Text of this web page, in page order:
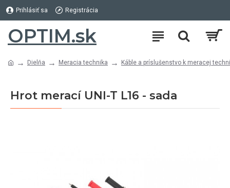
Prihlásiť sa Registrácia
OPTIM.sk
Dielňa Meracia technika Káble a príslušenstvo k meracej
Hrot merací UNI-T L16 - sada